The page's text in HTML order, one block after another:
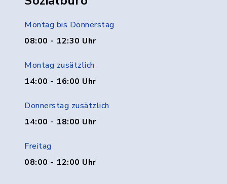
Montag bis Donnerstag
08:00 - 12:30 Uhr
Montag zusätzlich
14:00 - 16:00 Uhr
Donnerstag zusätzlich
14:00 - 18:00 Uhr
Freitag
08:00 - 12:00 Uhr